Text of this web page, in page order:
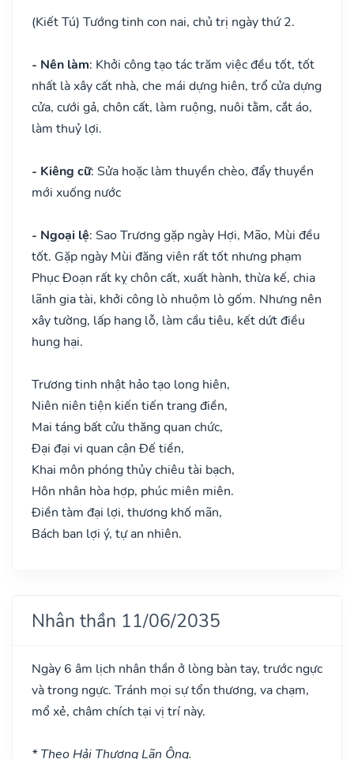
(Kiết Tú) Tướng tinh con nai, chủ trị ngày thứ 2.
- Nên làm: Khởi công tạo tác trăm việc đều tốt, tốt
nhất là xây cất nhà, che mái dựng hiên, trổ cửa dựng
cửa, cưới gả, chôn cất, làm ruộng, nuôi tằm, cắt áo,
làm thuỷ lợi.
- Kiêng cữ: Sửa hoặc làm thuyền chèo, đẩy thuyền
mới xuống nước
- Ngoại lệ: Sao Trương gặp ngày Hợi, Mão, Mùi đều
tốt. Gặp ngày Mùi đăng viên rất tốt nhưng phạm
Phục Đoạn rất kỵ chôn cất, xuất hành, thừa kế, chia
lãnh gia tài, khởi công lò nhuộm lò gốm. Nhưng nên
xây tường, lấp hang lỗ, làm cầu tiêu, kết dứt điều
hung hại.
Trương tinh nhật hảo tạo long hiên,
Niên niên tiện kiến tiến trang điền,
Mai táng bất cửu thăng quan chức,
Đại đại vi quan cận Đế tiền,
Khai môn phóng thủy chiêu tài bạch,
Hôn nhân hòa hợp, phúc miên miên.
Điền tàm đại lợi, thương khố mãn,
Bách ban lợi ý, tự an nhiên.
Nhân thần 11/06/2035
Ngày 6 âm lịch nhân thần ở lòng bàn tay, trước ngực
và trong ngực. Tránh mọi sự tổn thương, va chạm,
mổ xẻ, châm chích tại vị trí này.
* Theo Hải Thượng Lãn Ông.